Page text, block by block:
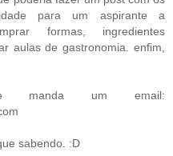
para um aspirante a
formas, ingredientes
aulas de gastronomia. enfim,
manda um email:
sabendo. :D